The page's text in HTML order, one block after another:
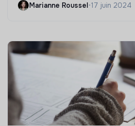
Marianne Roussel•17 juin 2024